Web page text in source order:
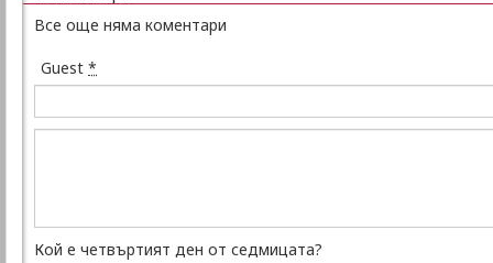
Все още няма коментари
Guest *
Кой е четвъртият ден от седмицата?